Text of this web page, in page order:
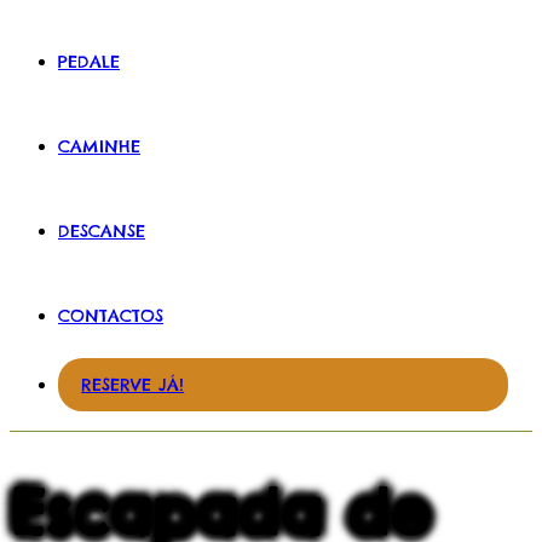
PEDALE
CAMINHE
DESCANSE
CONTACTOS
RESERVE JÁ!
Escapada de